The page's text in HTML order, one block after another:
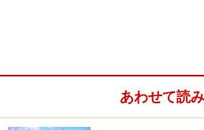
あわせて読